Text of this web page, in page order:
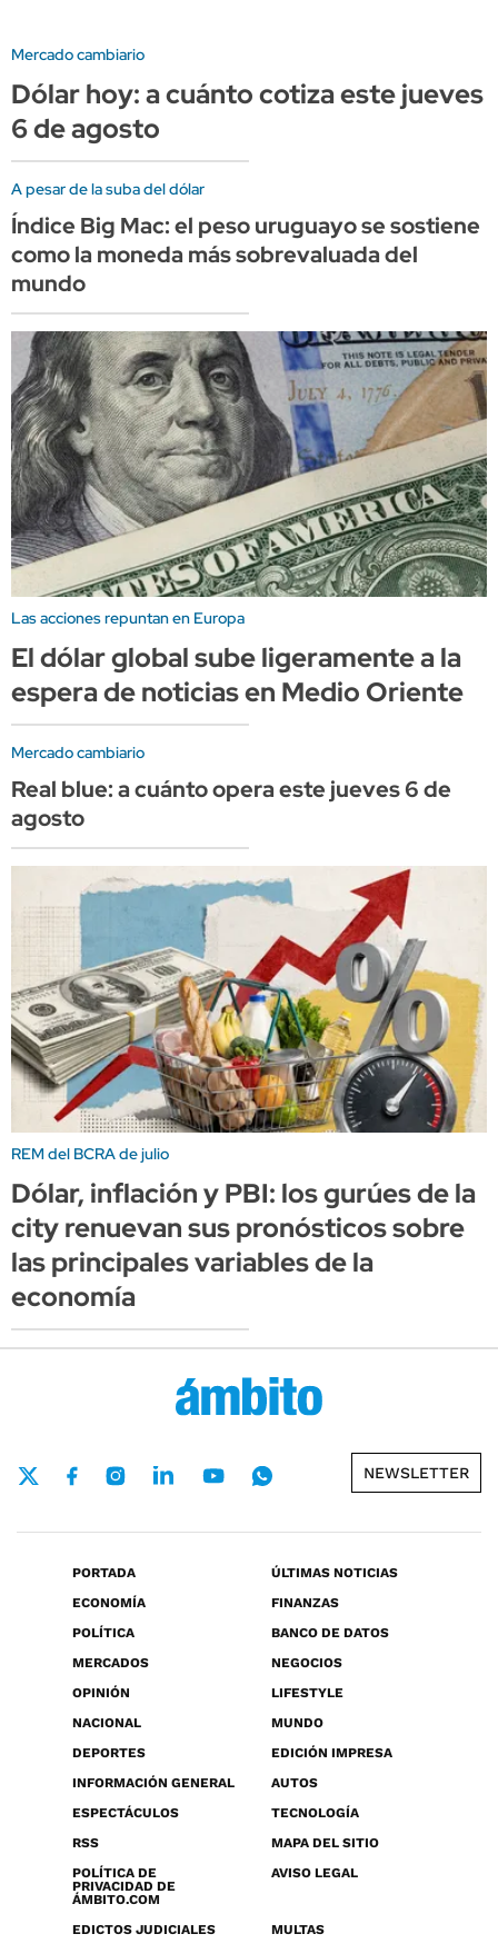
Mercado cambiario
Dólar hoy: a cuánto cotiza este jueves
6 de agosto
A pesar de la suba del dólar
Índice Big Mac: el peso uruguayo se sostiene
como la moneda más sobrevaluada del
mundo
Las acciones repuntan en Europa
El dólar global sube ligeramente a la
espera de noticias en Medio Oriente
Mercado cambiario
Real blue: a cuánto opera este jueves 6 de
agosto
REM del BCRA de julio
Dólar, inflación y PBI: los gurúes de la
city renuevan sus pronósticos sobre
las principales variables de la
economía
NEWSLETTER
PORTADA
ÚLTIMAS NOTICIAS
ECONOMÍA
FINANZAS
POLÍTICA
BANCO DE DATOS
MERCADOS
NEGOCIOS
OPINIÓN
LIFESTYLE
NACIONAL
MUNDO
DEPORTES
EDICIÓN IMPRESA
INFORMACIÓN GENERAL
AUTOS
ESPECTÁCULOS
TECNOLOGÍA
RSS
MAPA DEL SITIO
POLÍTICA DE
PRIVACIDAD DE
ÁMBITO.COM
AVISO LEGAL
EDICTOS JUDICIALES
MULTAS